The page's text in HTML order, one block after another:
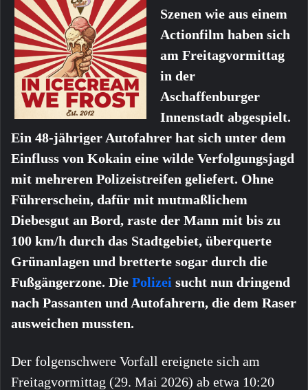
Szenen wie aus einem
Actionfilm haben sich
am Freitagvormittag
in der
Aschaffenburger
Innenstadt abgespielt.
Ein 48-jähriger Autofahrer hat sich unter dem
Einfluss von Kokain eine wilde Verfolgungsjagd
mit mehreren Polizeistreifen geliefert. Ohne
Führerschein, dafür mit mutmaßlichem
Diebesgut an Bord, raste der Mann mit bis zu
100 km/h durch das Stadtgebiet, überquerte
Grünanlagen und bretterte sogar durch die
Fußgängerzone. Die Polizei sucht nun dringend
nach Passanten und Autofahrern, die dem Raser
ausweichen mussten.
Der folgenschwere Vorfall ereignete sich am
Freitagvormittag (29. Mai 2026) ab etwa 10:20